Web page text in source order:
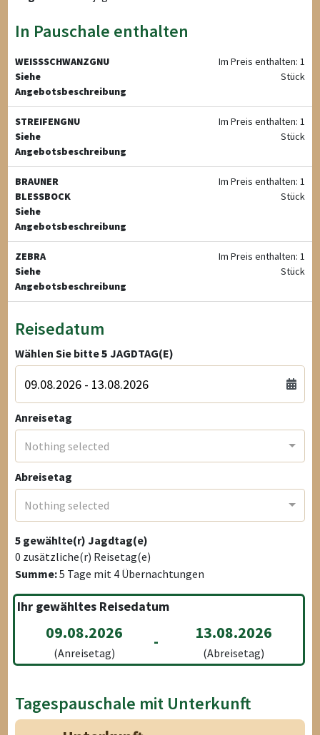
In Pauschale enthalten
WEISSSCHWANZGNU
Siehe
Angebotsbeschreibung
Im Preis enthalten: 1
Stück
STREIFENGNU
Siehe
Angebotsbeschreibung
Im Preis enthalten: 1
Stück
BRAUNER
BLESSBOCK
Siehe
Angebotsbeschreibung
Im Preis enthalten: 1
Stück
ZEBRA
Siehe
Angebotsbeschreibung
Im Preis enthalten: 1
Stück
Reisedatum
Wählen Sie bitte5 JAGDTAG(E)
Anreisetag
Nothing selected
Abreisetag
Nothing selected
5 gewählte(r) Jagdtag(e)
0 zusätzliche(r) Reisetag(e)
Summe:5 Tage mit 4 Übernachtungen
Ihr gewähltes Reisedatum
09.08.2026
(Anreisetag)
- 13.08.2026
(Abreisetag)
Tagespauschale mit Unterkunft